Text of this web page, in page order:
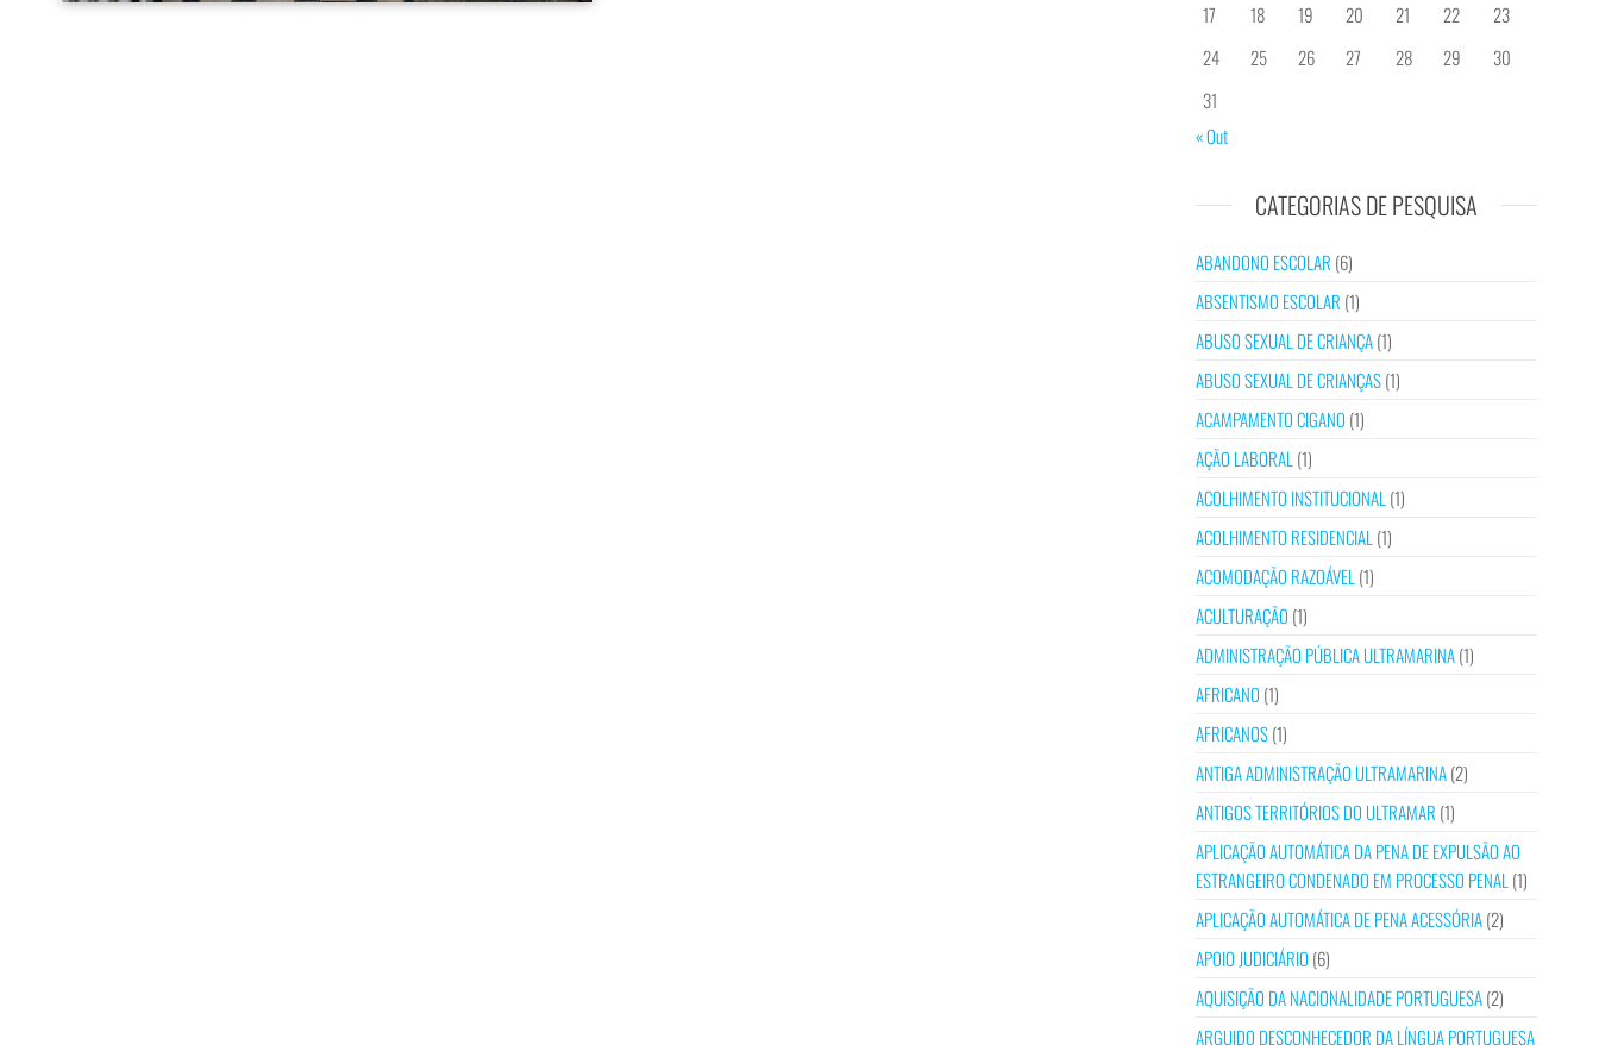
17
18 19 20 21 22
23
24
25 26 27 28 29
30
31
« Out
CATEGORIAS DE PESQUISA
ABANDONO ESCOLAR (6)
ABSENTISMO ESCOLAR (1)
ABUSO SEXUAL DE CRIANÇA(1)
ABUSO SEXUAL DE CRIANÇAS(1)
ACAMPAMENTO CIGANO (1)
AÇÃO LABORAL (1)
ACOLHIMENTO INSTITUCIONAL (1)
ACOLHIMENTO RESIDENCIAL (1)
ACOMODAÇÃO RAZOÁVEL (1)
ACULTURAÇÃO (1)
ADMINISTRAÇÃO PÚBLICA ULTRAMARINA(1)
AFRICANO (1)
AFRICANOS(1)
ANTIGA ADMINISTRAÇÃO ULTRAMARINA(2)
ANTIGOS TERRITÓRIOS DO ULTRAMAR (1)
APLICAÇÃO AUTOMÁTICA DA PENA DE EXPULSÃO AO
ESTRANGEIRO CONDENADO EM PROCESSO PENAL (1)
APLICAÇÃO AUTOMÁTICA DE PENA ACESSÓRIA(2)
APOIO JUDICIÁRIO (6)
AQUISIÇÃO DA NACIONALIDADE PORTUGUESA(2)
ARGUIDO DESCONHECEDOR DA LÍNGUA PORTUGUESA